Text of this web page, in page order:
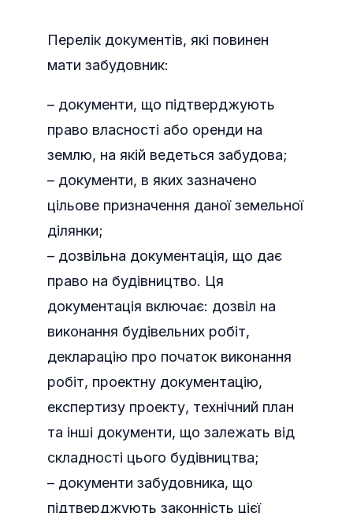
Перелік документів, які повинен
мати забудовник:
– документи, що підтверджують
право власності або оренди на
землю, на якій ведеться забудова;
– документи, в яких зазначено
цільове призначення даної земельної
ділянки;
– дозвільна документація, що дає
право на будівництво. Ця
документація включає: дозвіл на
виконання будівельних робіт,
декларацію про початок виконання
робіт, проектну документацію,
експертизу проекту, технічний план
та інші документи, що залежать від
складності цього будівництва;
– документи забудовника, що
підтверджують законність цієї